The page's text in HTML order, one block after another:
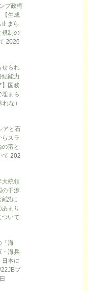
プ政権
生成
まら
規制の
2026
せられ
結能力
国務
まら
な）
アと石
スラ
落と
て 202
大統領
の干渉
説に
まり
いて
「海
海兵
日本に
22JBプ